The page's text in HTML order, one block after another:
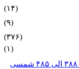
(۱۴)
(۹)
(۳۷۶)
(۱)